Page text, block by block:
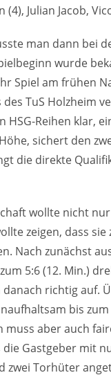
(4), Julian Jacob,
man dann bei
wurde
Spiel am frühen
des TuS Holzheim
HSG-Reihen klar,
sichert den
die direkte
wollte nicht
zeigen, dass sie
Nach zunächst
5:6 (12. Min.)
danach richtig auf.
bis
muss aber auch
die Gastgeber mit
zwei Torhüter